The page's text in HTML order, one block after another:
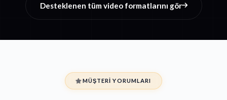
Desteklenen tüm video formatlarını gör
MÜŞTERI YORUMLARI